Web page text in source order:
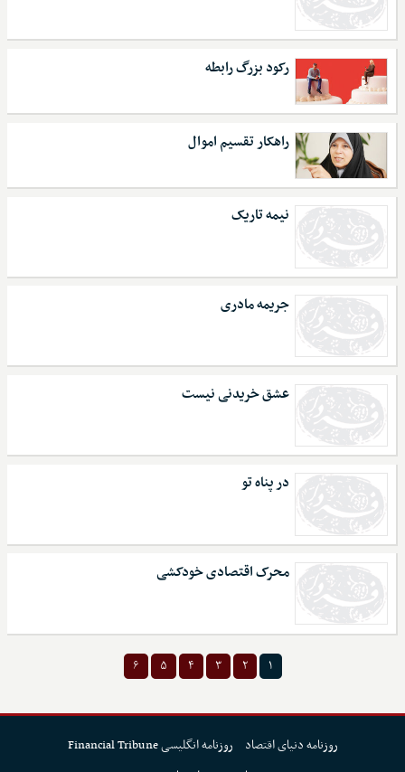
رکود بزرگ رابطه
راهکار تقسیم اموال
نیمه تاریک
جریمه مادری
عشق خریدنی نیست
در پناه تو
محرک اقتصادی خودکشی
۱ ۲ ۳ ۴ ۵ ۶
روزنامه دنیای اقتصاد
روزنامه انگلیسی Financial Tribune